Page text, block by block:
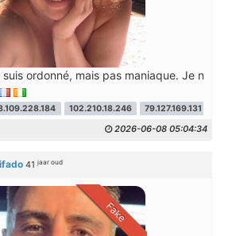
suis ordonné, mais pas maniaque. Je
102.210.18.246 79.127.169.131
2026-06-08 05:04:34
41jaar oud
Fake